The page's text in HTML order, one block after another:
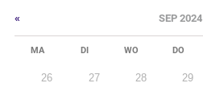
« SEP 2024
MA DI WO DO
26 27 28 29